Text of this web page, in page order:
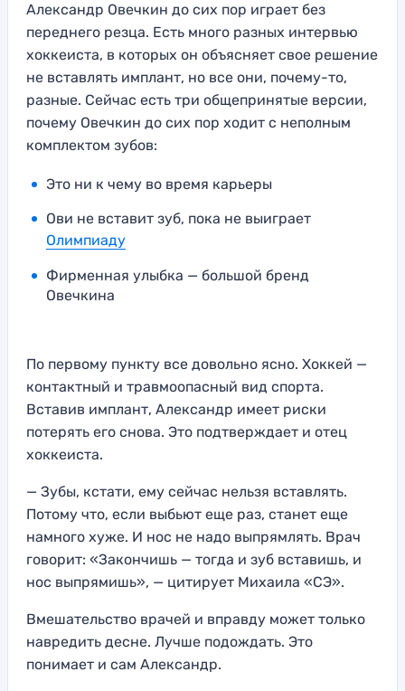
Александр Овечкин до сих пор играет без
переднего резца. Есть много разных интервью
хоккеиста, в которых он объясняет свое решение
не вставлять имплант, но все они, почему-то,
разные. Сейчас есть три общепринятые версии,
почему Овечкин до сих пор ходит с неполным
комплектом зубов:
Это ни к чему во время карьеры
Ови не вставит зуб, пока не выиграет
Олимпиаду
Фирменная улыбка — большой бренд
Овечкина
По первому пункту все довольно ясно. Хоккей —
контактный и травмоопасный вид спорта.
Вставив имплант, Александр имеет риски
потерять его снова. Это подтверждает и отец
хоккеиста.
— Зубы, кстати, ему сейчас нельзя вставлять.
Потому что, если выбьют еще раз, станет еще
намного хуже. И нос не надо выпрямлять. Врач
говорит: «Закончишь — тогда и зуб вставишь, и
нос выпрямишь», — цитирует Михаила «СЭ».
Вмешательство врачей и вправду может только
навредить десне. Лучше подождать. Это
понимает и сам Александр.